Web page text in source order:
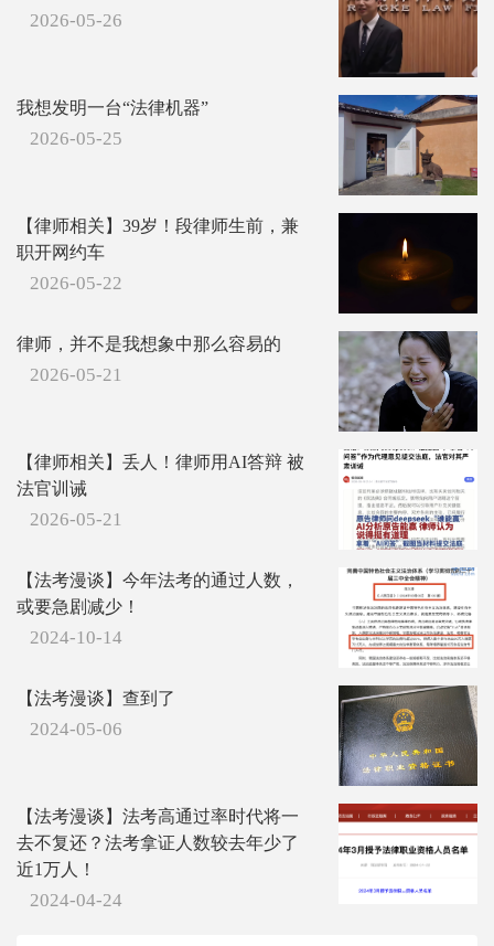
2026-05-26
我想发明一台“法律机器”
2026-05-25
【律师相关】39岁！段律师生前，兼
职开网约车
2026-05-22
律师，并不是我想象中那么容易的
2026-05-21
【律师相关】丢人！律师用AI答辩 被
法官训诫
2026-05-21
【法考漫谈】今年法考的通过人数，
或要急剧减少！
2024-10-14
【法考漫谈】查到了
2024-05-06
【法考漫谈】法考高通过率时代将一
去不复还？法考拿证人数较去年少了
近1万人！
2024-04-24